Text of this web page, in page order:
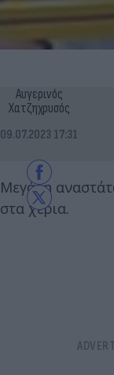
Αυγερινός
Χατζηχρυσός
09.07.2023 17:31
Μεγάλη
στα χέρια.